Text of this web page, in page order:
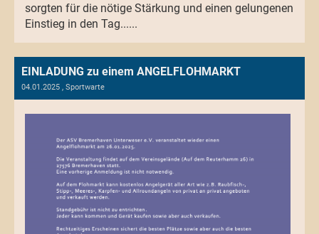
sorgten für die nötige Stärkung und einen gelungenen
Einstieg in den Tag......
EINLADUNG zu einem ANGELFLOHMARKT
04.01.2025 , Sportwarte